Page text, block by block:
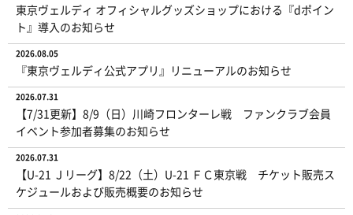
東京ヴェルディ オフィシャルグッズショップにおける『dポイン
ト』導入のお知らせ
2026.08.05
『東京ヴェルディ公式アプリ』リニューアルのお知らせ
2026.07.31
【7/31更新】8/9（日）川崎フロンターレ戦 ファンクラブ会員
イベント参加者募集のお知らせ
2026.07.31
【U-21 Ｊリーグ】8/22（土）U-21 ＦＣ東京戦 チケット販売ス
ケジュールおよび販売概要のお知らせ